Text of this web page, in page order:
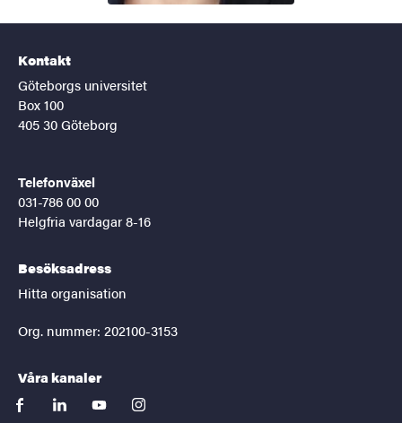
Kontakt
Göteborgs universitet
Box 100
405 30 Göteborg
Telefonväxel
031-786 00 00
Helgfria vardagar 8-16
Besöksadress
Hitta organisation
Org. nummer: 202100-3153
Våra kanaler
facebooklinkedinyoutubeinstagram